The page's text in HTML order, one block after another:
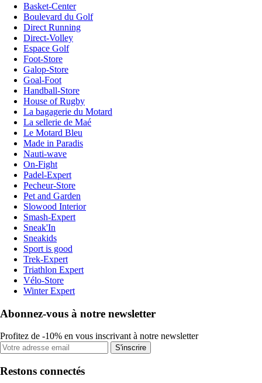
Basket-Center
Boulevard du Golf
Direct Running
Direct-Volley
Espace Golf
Foot-Store
Galop-Store
Goal-Foot
Handball-Store
House of Rugby
La bagagerie du Motard
La sellerie de Maé
Le Motard Bleu
Made in Paradis
Nauti-wave
On-Fight
Padel-Expert
Pecheur-Store
Pet and Garden
Slowood Interior
Smash-Expert
Sneak'In
Sneakids
Sport is good
Trek-Expert
Triathlon Expert
Vélo-Store
Winter Expert
Abonnez-vous à notre newsletter
Profitez de -10% en vous inscrivant à notre newsletter
S'inscrire
Restons connectés